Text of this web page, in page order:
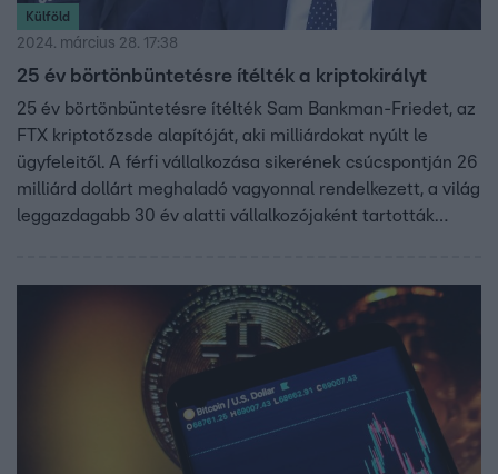
Külföld
2024. március 28. 17:38
25 év börtönbüntetésre ítélték a kriptokirályt
25 év börtönbüntetésre ítélték Sam Bankman-Friedet, az
FTX kriptotőzsde alapítóját, aki milliárdokat nyúlt le
ügyfeleitől. A férfi vállalkozása sikerének csúcspontján 26
milliárd dollárt meghaladó vagyonnal rendelkezett, a világ
leggazdagabb 30 év alatti vállalkozójaként tartották